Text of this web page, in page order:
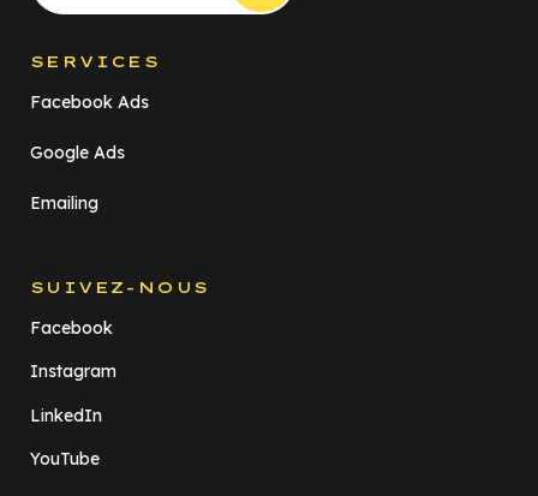
SERVICES
Facebook Ads
Google Ads
Emailing
SUIVEZ-NOUS
Facebook
Instagram
LinkedIn
YouTube